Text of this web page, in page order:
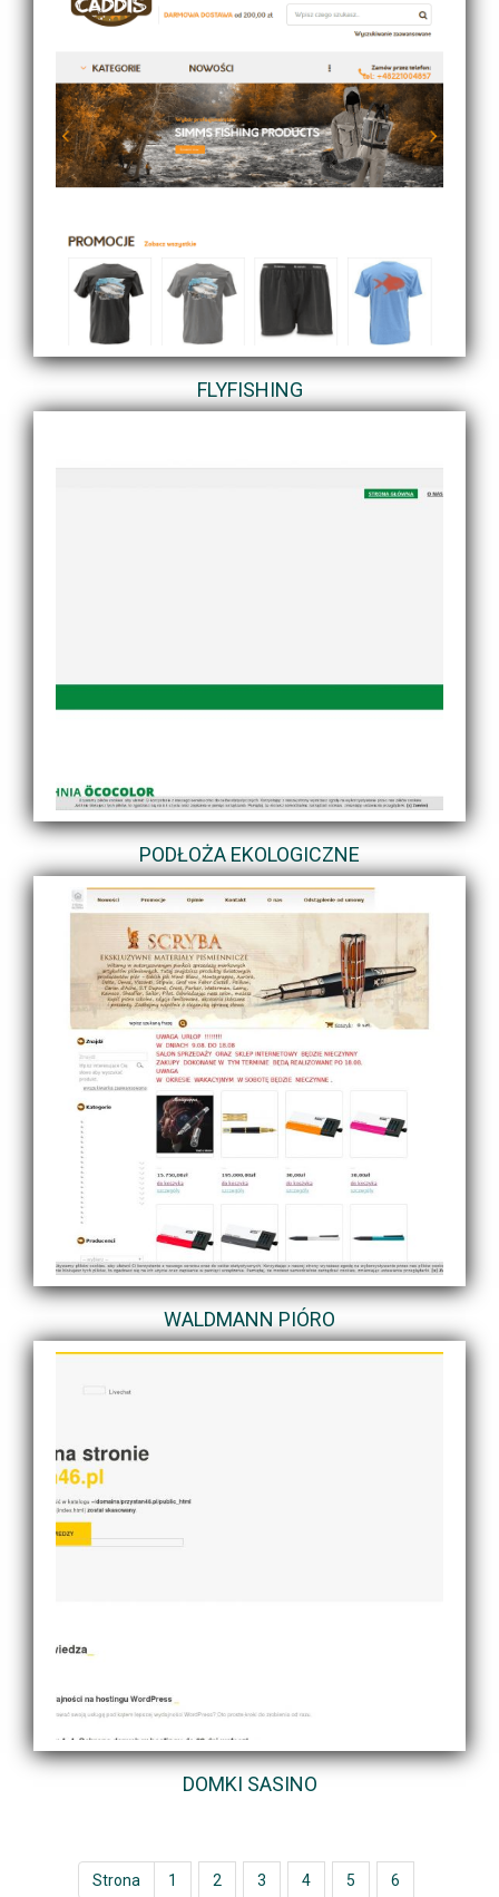
FLYFISHING
PODŁOŻA EKOLOGICZNE
WALDMANN PIÓRO
DOMKI SASINO
Strona 1 2 3 4 5 6